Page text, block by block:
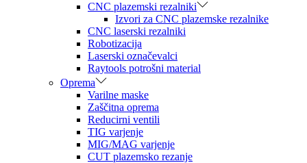
CNC plazemski rezalniki
Izvori za CNC plazemske rezalnike
CNC laserski rezalniki
Robotizacija
Laserski označevalci
Raytools potrošni material
Oprema
Varilne maske
Zaščitna oprema
Reducirni ventili
TIG varjenje
MIG/MAG varjenje
CUT plazemsko rezanje